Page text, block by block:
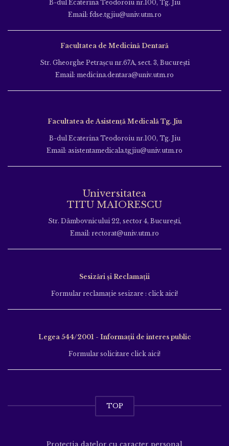
B-dul Ecaterina Teodoroiu nr.100, Tg. Jiu
Email: fdse.tgjiu@univ.utm.ro
Facultatea de Medicină Dentară
Str. Gheorghe Petraşcu nr.67A, sect. 3, Bucureşti
Email: medicina.dentara@univ.utm.ro
Facultatea de Asistență Medicală Tg. Jiu
B-dul Ecaterina Teodoroiu nr.100, Tg. Jiu
Email: asistentamedicala.tgjiu@univ.utm.ro
Universitatea
TITU MAIORESCU
Str. Dâmbovnicului 22, sector 4, București,
Email: rectorat@univ.utm.ro
Sesizări și Reclamații
Formular reclamație sesizare : click aici!
Legea 544/2001 - Informații de interes public
Formular solicitare click aici!
TOP
Protecția datelor cu caracter personal